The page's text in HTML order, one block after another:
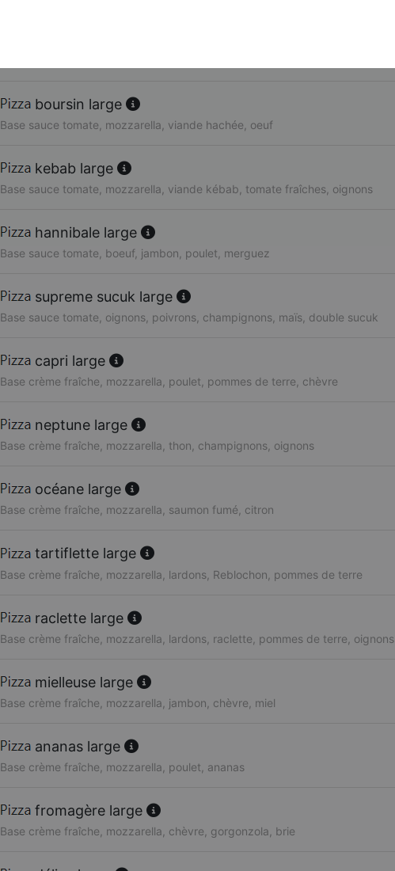
boursin large
Base sauce tomate, mozzarella, viande hachée, oeuf
kebab large
Base sauce tomate, mozzarella, viande kébab, tomate fraîches, oignons
hannibale large
Base sauce tomate, boeuf, jambon, poulet, merguez
supreme sucuk large
Base sauce tomate, oignons, poivrons, champignons, maïs, double sucuk
capri large
Base crème fraîche, mozzarella, poulet, pommes de terre, chèvre
neptune large
Base crème fraîche, mozzarella, thon, champignons, oignons
océane large
Base crème fraîche, mozzarella, saumon fumé, citron
tartiflette large
Base crème fraîche, mozzarella, lardons, Reblochon, pommes de terre
raclette large
Base crème fraîche, mozzarella, lardons, raclette, pommes de terre, oignons
mielleuse large
Base crème fraîche, mozzarella, jambon, chèvre, miel
ananas large
Base crème fraîche, mozzarella, poulet, ananas
fromagère large
Base crème fraîche, mozzarella, chèvre, gorgonzola, brie